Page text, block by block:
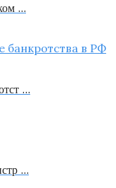
…
…
…